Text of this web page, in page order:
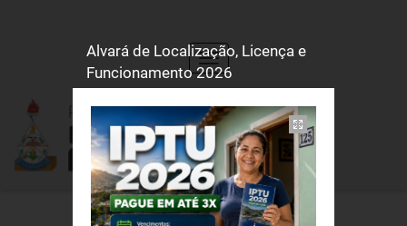
Toggle
navigation
Alvará de Localização, Licença e
Funcionamento 2026